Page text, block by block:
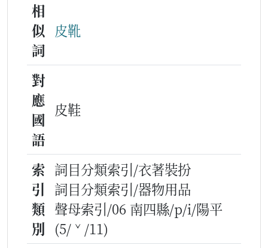
相
似
詞
皮靴
對
應
國
語
皮鞋
索
引
類
別
詞目分類索引/衣著裝扮
詞目分類索引/器物用品
聲母索引/06 南四縣/p/i/陽平
(5/ˇ/11)